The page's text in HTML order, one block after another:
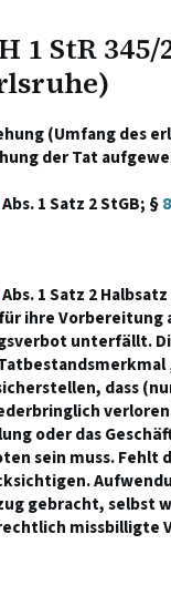
1 StR
(Umfang des
der Tat
1 Satz 2 StGB; §
1 Satz 2
ihre
unterfällt.
dass
oder das
sein muss. Fehlt
gebracht, selbst
missbilligte